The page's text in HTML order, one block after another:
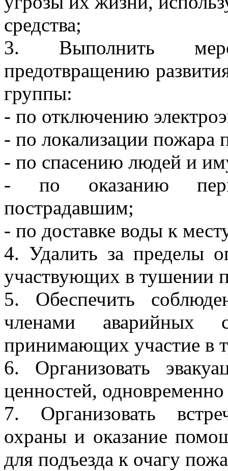
средства;
3. Выполнить
предотвращению
группы:
- по отключению
- по локализации пожара
- по спасению людей и
- по оказанию
пострадавшим;
- по доставке воды к
4. Удалить за пределы
участвующих в тушении
5. Обеспечить
членами аварийных
принимающих участие в
6. Организовать
ценностей,
7. Организовать
охраны и оказание
для подъезда к очагу